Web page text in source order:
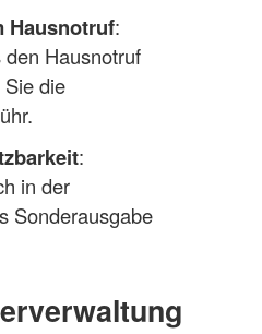
Hausnotruf:
Hausnotruf
die
:
in der
Sonderausgabe